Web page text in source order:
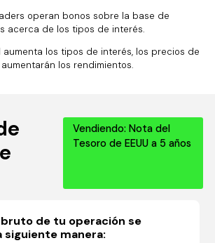
operan bonos sobre la base de
acerca de los tipos de interés.
los tipos de interés, los precios de
los rendimientos.
Vendiendo: Nota del
Tesoro de EEUU a 5 años
de tu operación se
siguiente manera: